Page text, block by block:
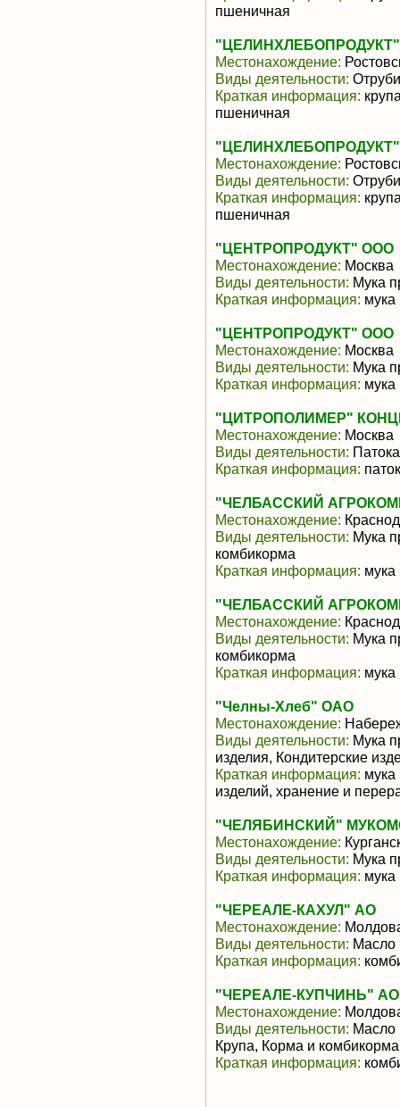
пшеничная
Местонахождение:
Виды деятельности:
Краткая информация:
пшеничная
Местонахождение:
Виды деятельности:
Краткая информация:
пшеничная
"ЦЕНТРОПРОДУКТ" ООО
Местонахождение: Москва
Виды деятельности: Мука
Краткая информация:
"ЦЕНТРОПРОДУКТ" ООО
Местонахождение: Москва
Виды деятельности: Мука
Краткая информация:
"ЦИТРОПОЛИМЕР"
Местонахождение: Москва
Виды деятельности:
Краткая информация:
"ЧЕЛБАССКИЙ
Местонахождение:
Виды деятельности: Мука
комбикорма
Краткая информация:
"ЧЕЛБАССКИЙ
Местонахождение:
Виды деятельности: Мука
комбикорма
Краткая информация:
"Челны-Хлеб" ОАО
Местонахождение:
Виды деятельности: Мука
изделия, Кондитерские
Краткая информация: мука
изделий, хранение и
"ЧЕЛЯБИНСКИЙ"
Местонахождение:
Виды деятельности: Мука
Краткая информация:
"ЧЕРЕАЛЕ-КАХУЛ" АО
Местонахождение:
Виды деятельности: Масло
Краткая информация:
"ЧЕРЕАЛЕ-КУПЧИНЬ" АО
Местонахождение:
Виды деятельности: Масло
Крупа, Корма и комбикорма
Краткая информация: